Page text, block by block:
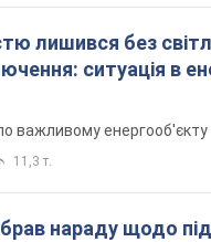
лишився без
ситуація в
важливому енергооб'єкту
11,3 т.
нараду щодо